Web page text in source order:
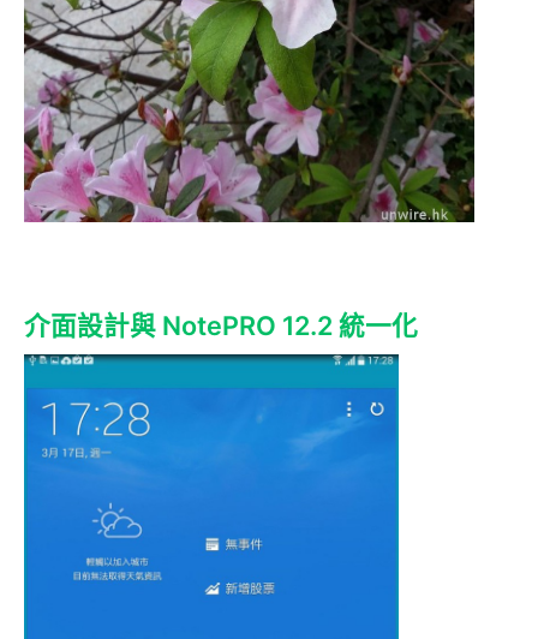
介面設計與 NotePRO 12.2 統一化